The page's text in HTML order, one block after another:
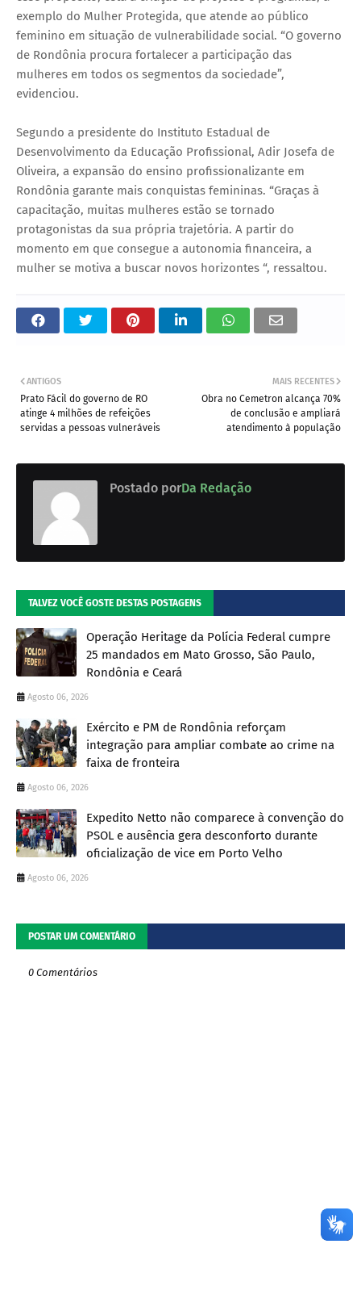
exemplo do Mulher Protegida, que atende ao público
feminino em situação de vulnerabilidade social. “O governo
de Rondônia procura fortalecer a participação das
mulheres em todos os segmentos da sociedade”,
evidenciou.
Segundo a presidente do Instituto Estadual de
Desenvolvimento da Educação Profissional, Adir Josefa de
Oliveira, a expansão do ensino profissionalizante em
Rondônia garante mais conquistas femininas. “Graças à
capacitação, muitas mulheres estão se tornado
protagonistas da sua própria trajetória. A partir do
momento em que consegue a autonomia financeira, a
mulher se motiva a buscar novos horizontes “, ressaltou.
MAIS RECENTES
Obra no Cemetron alcança 70%
de conclusão e ampliará
atendimento à população
ANTIGOS
Prato Fácil do governo de RO
atinge 4 milhões de refeições
servidas a pessoas vulneráveis
Postado porDa Redação
TALVEZ VOCÊ GOSTE DESTAS POSTAGENS
Operação Heritage da Polícia Federal cumpre
25 mandados em Mato Grosso, São Paulo,
Rondônia e Ceará
Agosto 06, 2026
Exército e PM de Rondônia reforçam
integração para ampliar combate ao crime na
faixa de fronteira
Agosto 06, 2026
Expedito Netto não comparece à convenção do
PSOL e ausência gera desconforto durante
oficialização de vice em Porto Velho
Agosto 06, 2026
POSTAR UM COMENTÁRIO
0 Comentários